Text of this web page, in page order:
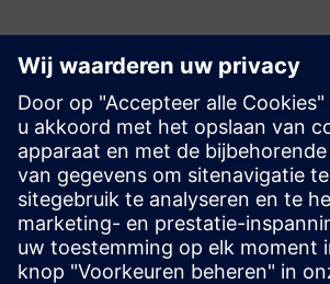
Ontdek bronnen
gerelateerde
Aanvullende informatie
Whitepaper downloaden